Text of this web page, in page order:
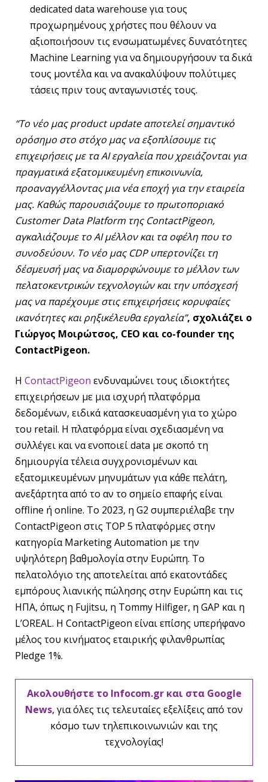
dedicated data warehouse για τους
προχωρημένους χρήστες που θέλουν να
αξιοποιήσουν τις ενσωματωμένες δυνατότητες
Machine Learning για να δημιουργήσουν τα δικά
τους μοντέλα και να ανακαλύψουν πολύτιμες
τάσεις πριν τους ανταγωνιστές τους.
“Το νέο μας productupdateαποτελεί σημαντικό
ορόσημο στο στόχο μας να εξοπλίσουμε τις
επιχειρήσεις με τα AIεργαλεία που χρειάζονται για
πραγματικά εξατομικευμένη επικοινωνία,
προαναγγέλλοντας μια νέα εποχή για την εταιρεία
μας. Καθώς παρουσιάζουμε το πρωτοποριακό
CustomerDataPlatform της ContactPigeon,
αγκαλιάζουμε το AIμέλλον και τα οφέλη που το
συνοδεύουν. Το νέο μας CDPυπερτονίζει τη
δέσμευσή μας να διαμορφώνουμε το μέλλον των
πελατοκεντρικών τεχνολογιών και την υπόσχεσή
μας να παρέχουμε στις επιχειρήσεις κορυφαίες
ικανότητες και ρηξικέλευθα εργαλεία”, σχολιάζει ο
Γιώργος Μoιρώτσος, CEO και co-founder της
ContactPigeon.
Η ContactPigeon ενδυναμώνει τους ιδιοκτήτες
επιχειρήσεων με μια ισχυρή πλατφόρμα
δεδομένων, ειδικά κατασκευασμένη για το χώρο
του retail. Η πλατφόρμα είναι σχεδιασμένη να
συλλέγει και να ενοποιεί data με σκοπό τη
δημιουργία τέλεια συγχρονισμένων και
εξατομικευμένων μηνυμάτων για κάθε πελάτη,
ανεξάρτητα από το αν το σημείο επαφής είναι
offline ή online. Το 2023, η G2 συμπεριέλαβε την
ContactPigeon στις TOP 5 πλατφόρμες στην
κατηγορία Marketing Automation με την
υψηλότερη βαθμολογία στην Ευρώπη. Το
πελατολόγιο της αποτελείται από εκατοντάδες
εμπόρους λιανικής πώλησης στην Ευρώπη και τις
ΗΠΑ, όπως η Fujitsu, η Tommy Hilfiger, η GAP και η
L’OREAL. Η ContactPigeon είναι επίσης υπερήφανο
μέλος του κινήματος εταιρικής φιλανθρωπίας
Pledge 1%.
Ακολουθήστε το Infocom.gr και στα Google
News, για όλες τις τελευταίες εξελίξεις από τον
κόσμο των τηλεπικοινωνιών και της
τεχνολογίας!